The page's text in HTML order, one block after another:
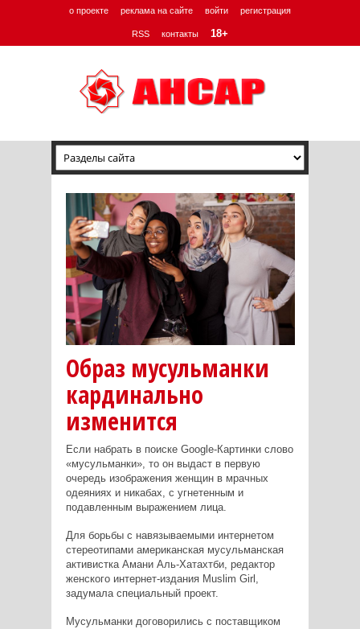
о проекте реклама на сайте войти регистрация
RSS контакты 18+
Образ мусульманки
кардинально
изменится
Если набрать в поиске Google-Картинки слово
«мусульманки», то он выдаст в первую
очередь изображения женщин в мрачных
одеяниях и никабах, с угнетенным и
подавленным выражением лица.
Для борьбы с навязываемыми интернетом
стереотипами американская мусульманская
активистка Амани Аль-Хатахтби, редактор
женского интернет-издания Muslim Girl ,
задумала специальный проект.
Мусульманки договорились с поставщиком